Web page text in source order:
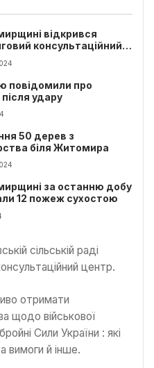
відкрився
консультаційний
повідомили про
удару
50 дерев з
біля Житомира
за останню добу
12 пожеж сухостою
сільській раді
центр.
отримати
щодо військової
Сили України : які
вимоги й інше.